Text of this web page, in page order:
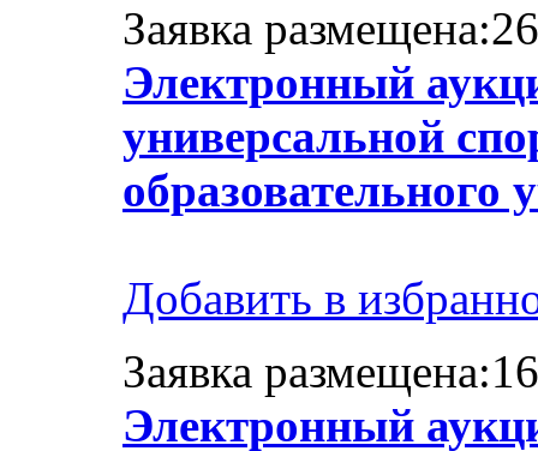
Заявка
Электронный
универсальной
Добавить в
Заявка
Электронный